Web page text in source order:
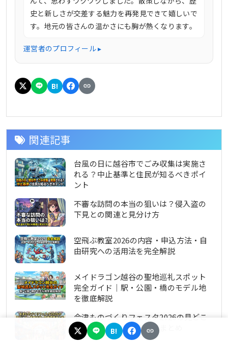
史と新しさが交差する魅力を再発見できて嬉しいで
す。地元の皆さんの温かさにも胸が熱くなります。
運営者のプロフィール ▸
B!
B!
関連記事
台風の日に越谷市でごみ収集は実施さ
れる？中止基準と住民が知るべきポイ
ント
不審な訪問の本当の狙いは？侵入盗の
下見との関連と見分け方
空飛ぶ教室2026の内容・申込方法・自
由研究への活用法を完全解説
メイドラゴン越谷の聖地巡礼スポット
完全ガイド｜駅・公園・橋のモデル地
を徹底解説
会津ものづくりフェスタ2026の見どこ
ろ・体験内容・開催情報まとめ